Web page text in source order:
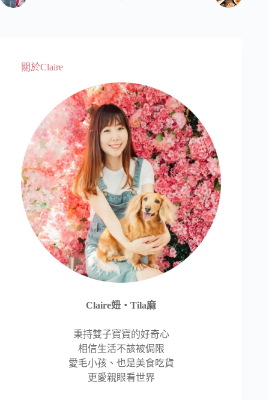
關於Claire
Claire妞‧Tila麻
秉持雙子寶寶的好奇心
相信生活不該被侷限
愛毛小孩、也是美食吃貨
更愛親眼看世界